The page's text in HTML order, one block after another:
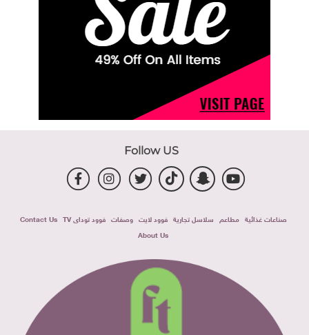
Follow US
صناعات غذائية مطاعم سلاسل تجارية فوود لايت وصفات فوود توداى TV
Contact Us
About Us